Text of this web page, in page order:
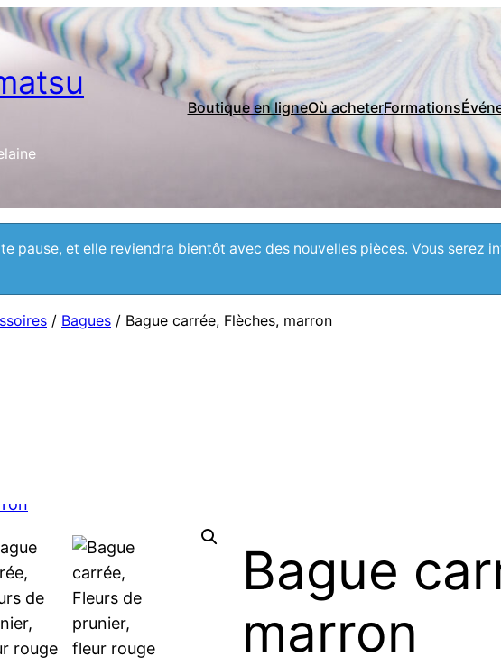
Boutique en ligneOù acheterFormations
pause, et elle reviendra bientôt avec des nouvelles pièces. Vous serez
/ Bagues / Bague carrée, Flèches, marron
Bague
marron